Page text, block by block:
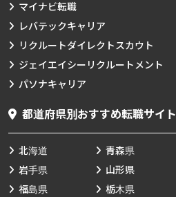
マイナビ転職
レバテックキャリア
リクルートダイレクトスカウト
ジェイエイシーリクルートメント
パソナキャリア
都道府県別おすすめ転職サイト
北海道 青森県
岩手県
山形県
福島県
栃木県